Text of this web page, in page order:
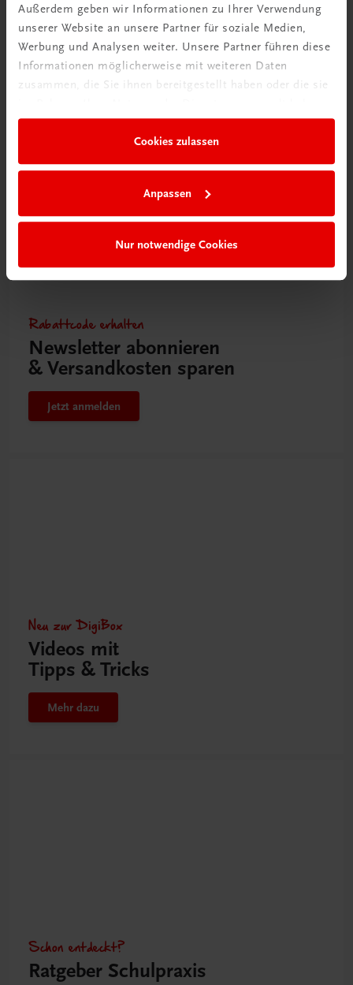
Außerdem geben wir Informationen zu Ihrer Verwendung
unserer Website an unsere Partner für soziale Medien,
Werbung und Analysen weiter. Unsere Partner führen diese
Informationen möglicherweise mit weiteren Daten
zusammen, die Sie ihnen bereitgestellt haben oder die sie
Cookies zulassen
Anpassen
Nur notwendige Cookies
Ratgeber Schulpraxis
Wie mit KI im Unterricht
umgehen?
Rabattcode erhalten
Newsletter abonnieren
& Versandkosten sparen
Jetzt anmelden
Neu zur DigiBox
Videos mit
Tipps & Tricks
Mehr dazu
Schon entdeckt?
Ratgeber Schulpraxis